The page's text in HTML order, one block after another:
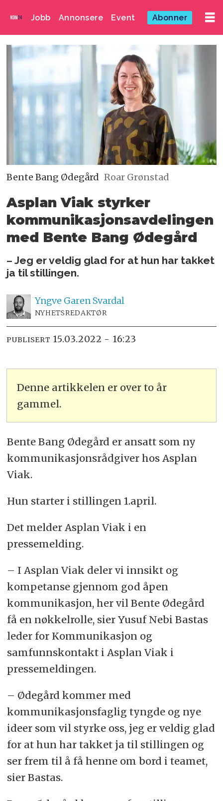
Jobb Annonsere Event Abonner
Bente Bang Ødegård Roar Grønstad
Asplan Viak styrker
kommunikasjons­avdelingen
med Bente Bang Ødegård
– Jeg er veldig glad for at hun har takket
ja til stillingen.
Yngve Garen Svardal
NYHETSREDAKTØR
PUBLISERT 15.03.2022 - 16:23
Denne artikkelen er over to år
gammel.
Bente Bang Ødegård er ansatt som ny
kommunikasjonsrådgiver hos Asplan
Viak.
Hun starter i stillingen 1.april.
Det melder Asplan Viak i en
pressemelding.
– I Asplan Viak deler vi innsikt og
kompetanse gjennom god åpen
kommunikasjon, her vil Bente Ødegård
få en nøkkelrolle, sier Yusuf Nebi Bastas
leder for Kommunikasjon og
samfunnskontakt i Asplan Viak i
pressemeldingen.
– Ødegård kommer med
kommunikasjonsfaglig tyngde og nye
ideer som vil styrke oss, jeg er veldig glad
for at hun har takket ja til stillingen og
ser frem til å få henne om bord i teamet,
sier Bastas.